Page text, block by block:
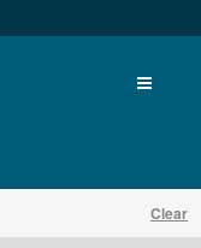
Clear